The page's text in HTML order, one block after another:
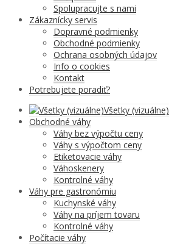
Spolupracujte s nami
Zákaznícky servis
Dopravné podmienky
Obchodné podmienky
Ochrana osobných údajov
Info o cookies
Kontakt
Potrebujete poradiť?
Všetky (vizuálne)
Obchodné váhy
Váhy bez výpočtu ceny
Váhy s výpočtom ceny
Etiketovacie váhy
Váhoskenery
Kontrolné váhy
Váhy pre gastronómiu
Kuchynské váhy
Váhy na príjem tovaru
Kontrolné váhy
Počítacie váhy